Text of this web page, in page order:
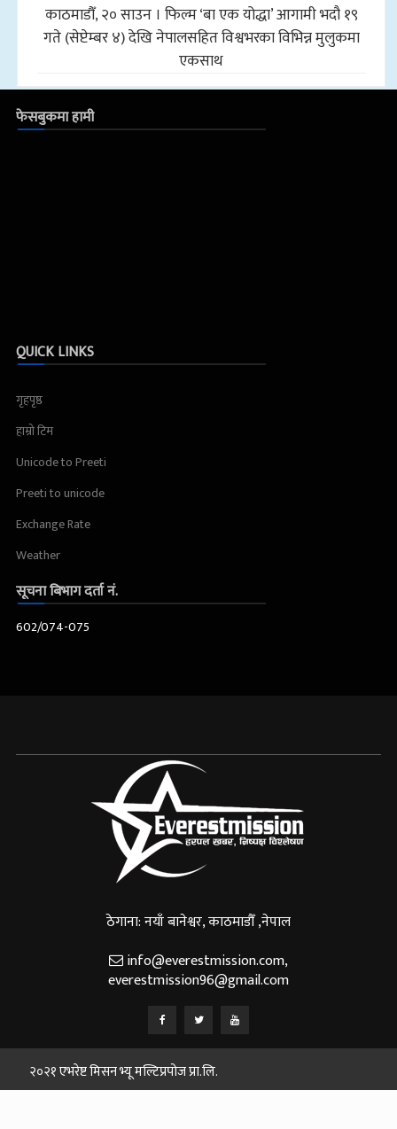
काठमाडौँ, २० साउन । फिल्म ‘बा एक योद्धा’ आगामी भदौ १९
गते (सेप्टेम्बर ४) देखि नेपालसहित विश्वभरका विभिन्न मुलुकमा
एकसाथ
फेसबुकमा हामी
QUICK LINKS
गृहपृष्ठ
हाम्रो टिम
Unicode to Preeti
Preeti to unicode
Exchange Rate
Weather
सूचना बिभाग दर्ता नं.
602/074-075
ठेगाना: नयाँ बानेश्वर, काठमाडौँ ,नेपाल
info@everestmission.com,
everestmission96@gmail.com
२०२१ एभरेष्ट मिसन भ्यू मल्टिप्रपोज प्रा.लि.